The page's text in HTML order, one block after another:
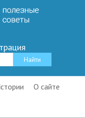
О сайте